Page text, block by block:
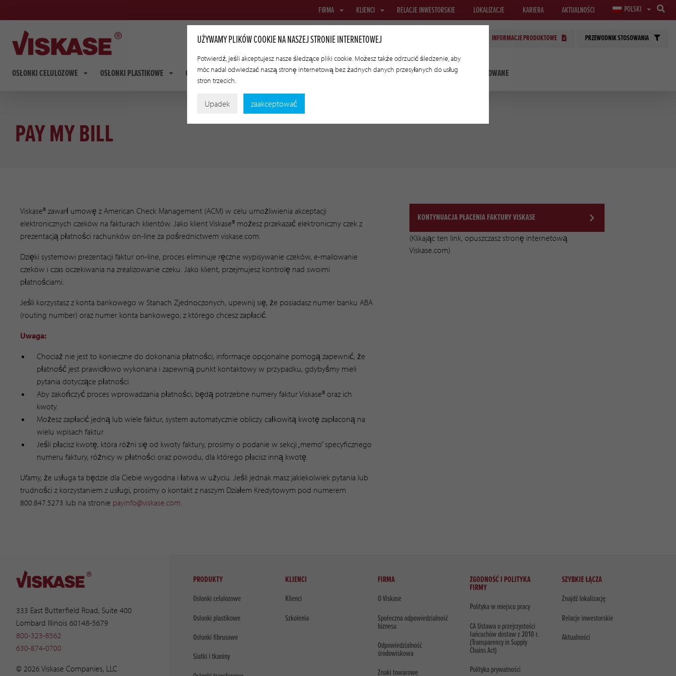
FIRMA KLIENCI RELACJE INWESTORSKIE LOKALIZACJE KARIERA AKTUALNOŚCI POLSKI
OSŁONKI CELULOZOWE OSŁONKI PLASTIKOWE OSŁONKI FIBRUSOWE SIATKI I TKANINY OSŁONKI TRANSFEROWE TECHNOLOGIE STOSOWANE
INFORMACJE PRODUKTOWE PRZEWODNIK STOSOWANIA
PAY MY BILL
Viskase® zawarł umowę z American Check Management (ACM) w celu umożliwienia akceptacji
elektronicznych czeków na fakturach klientów. Jako klient Viskase® możesz przekazać elektroniczny czek z
prezentacją płatności rachunków on-line za pośrednictwem viskase.com.
Dzięki systemowi prezentacji faktur on-line, proces eliminuje ręczne wypisywanie czeków, e-mailowanie
czeków i czas oczekiwania na zrealizowanie czeku. Jako klient, przejmujesz kontrolę nad swoimi
płatnościami.
Jeśli korzystasz z konta bankowego w Stanach Zjednoczonych, upewnij się, że posiadasz numer banku ABA
(routing number) oraz numer konta bankowego, z którego chcesz zapłacić.
Uwaga:
Chociaż nie jest to konieczne do dokonania płatności, informacje opcjonalne pomogą zapewnić, że
płatność jest prawidłowo wykonana i zapewnią punkt kontaktowy w przypadku, gdybyśmy mieli
pytania dotyczące płatności.
Aby zakończyć proces wprowadzania płatności, będą potrzebne numery faktur Viskase® oraz ich
kwoty.
Możesz zapłacić jedną lub wiele faktur, system automatycznie obliczy całkowitą kwotę zapłaconą na
wielu wpisach faktur.
Jeśli płacisz kwotę, która różni się od kwoty faktury, prosimy o podanie w sekcji „memo” specyficznego
numeru faktury, różnicy w płatności oraz powodu, dla którego płacisz inną kwotę.
Ufamy, że usługa ta będzie dla Ciebie wygodna i łatwa w użyciu. Jeśli jednak masz jakiekolwiek pytania lub
trudności z korzystaniem z usługi, prosimy o kontakt z naszym Działem Kredytowym pod numerem
800.847.5273 lub na stronie payinfo@viskase.com
KONTYNUACJA PŁACENIA FAKTURY VISKASE
(Klikając ten link, opuszczasz stronę internetową
Viskase.com)
333 East Butterfield Road, Suite 400
Lombard Illinois 60148-5679
800-323-8562
630-874-0700
© 2026 Viskase Companies, LLC
PRODUKTY
Osłonki celulozowe
Osłonki plastikowe
Osłonki fibrusowe
Siatki i tkaniny
KLIENCI
Klienci
Szkolenia
FIRMA
O Viskase
Społeczna odpowiedzialność
biznesu
Odpowiedzialność
środowiskowa
Znaki towarowe
ZGODNOŚĆ I POLITYKA
FIRMY
Polityka w miejscu pracy
CA Ustawa o przejrzystości
łańcuchów dostaw z 2010 r.
(Transparency in Supply
Chains Act)
Polityka prywatności
SZYBKIE ŁĄCZA
Znajdź lokalizację
Relacje inwestorskie
Aktualności
UŻYWAMY PLIKÓW COOKIE NA NASZEJ STRONIE INTERNETOWEJ
Potwierdź, jeśli akceptujesz nasze śledzące pliki cookie. Możesz także odrzucić śledzenie, aby
móc nadal odwiedzać naszą stronę internetową bez żadnych danych przesyłanych do usług
stron trzecich.
Upadek zaakceptować